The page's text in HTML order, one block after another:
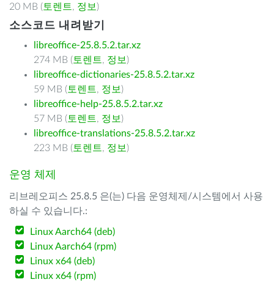
20 MB ( 토렌트, 정보 )
소스코드 내려받기
libreoffice-25.8.5.2.tar.xz
274 MB ( 토렌트, 정보 )
libreoffice-dictionaries-25.8.5.2.tar.xz
59 MB ( 토렌트, 정보 )
libreoffice-help-25.8.5.2.tar.xz
57 MB ( 토렌트, 정보 )
libreoffice-translations-25.8.5.2.tar.xz
223 MB ( 토렌트, 정보 )
운영 체제
리브레오피스 25.8.5 은(는) 다음 운영체제/시스템에서 사용
하실 수 있습니다.:
Linux Aarch64 (deb)
Linux Aarch64 (rpm)
Linux x64 (deb)
Linux x64 (rpm)